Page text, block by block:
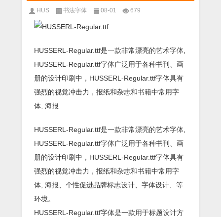
HUS 书法字体 08-01 679
HUSSERL-Regular.ttf是一款非常漂亮的艺术字体,
HUSSERL-Regular.ttf字体广泛用于各种书刊、画
册的设计印刷中，HUSSERL-Regular.ttf字体具有
强烈的视觉冲击力，报纸和杂志和书籍中常用字
体, 海报
HUSSERL-Regular.ttf是一款非常漂亮的艺术字体,
HUSSERL-Regular.ttf字体广泛用于各种书刊、画
册的设计印刷中，HUSSERL-Regular.ttf字体具有
强烈的视觉冲击力，报纸和杂志和书籍中常用字
体, 海报、个性促进品牌标志设计、字体设计、等
环境。
HUSSERL-Regular.ttf字体是一款用于标题设计方